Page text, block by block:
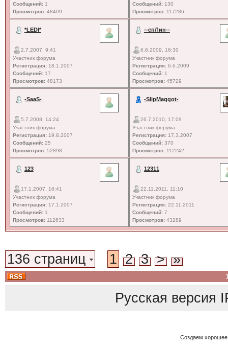
Сообщений:1
Просмотров:48409
Сообщений:130
Просмотров:117286
*LEDI*
2.7.2007, 9:41
Участник форума
Регистрация:18.1.2007
Сообщений:17
Просмотров:48173
--спЛин--
6.6.2009, 16:30
Участник форума
Регистрация:6.6.2009
Сообщений:1
Просмотров:45729
-SaaS-
5.7.2008, 14:24
Участник форума
Регистрация:19.8.2007
Сообщений:25
Просмотров:52898
-SlipMaggot-
26.7.2010, 17:09
Участник форума
Регистрация:17.3.2007
Сообщений:370
Просмотров:112242
123
17.1.2007, 16:41
Участник форума
Регистрация:17.1.2007
Сообщений:1
Просмотров:112633
12311
22.11.2011, 11:10
Участник форума
Регистрация:22.11.2011
Сообщений:7
Просмотров:43289
136 страниц 1 2 3 > »
Русская версия
Создаем